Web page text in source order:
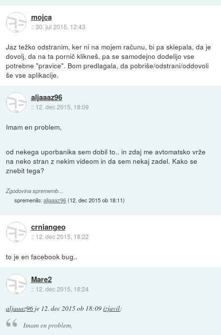
mojca
::30. jul 2015, 12:43
Jaz težko odstranim, ker ni na mojem računu, bi pa sklepala, da je
dovolj, da na ta pornič klikneš, pa se samodejno dodelijo vse
potrebne "pravice". Bom predlagala, da pobriše/odstrani/oddovoli
še vse aplikacije.
aljaaaz96
:: 12. dec 2015, 18:09
Imam en problem,
od nekega uporbanika sem dobil to.. in zdaj me avtomatsko vrže
na neko stran z nekim videom in da sem nekaj zadel. Kako se
znebit tega?
Zgodovina sprememb…
spremenilo:aljaaaz96(12. dec 2015 ob 18:11)
crniangeo
:: 12. dec 2015, 18:22
to je en facebook bug..
Mare2
:: 12. dec 2015, 18:24
aljaaaz96 je 12. dec 2015 ob 18:09izjavil:
Imam en problem,